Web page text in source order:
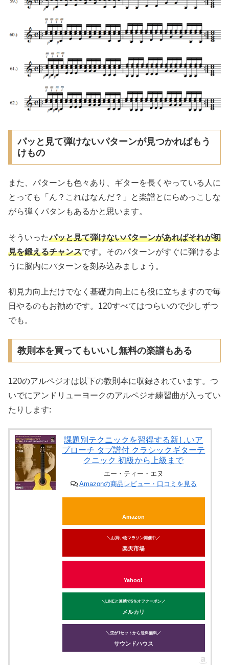
パッと見て弾けないパターンが見つかればもう
けもの
また、パターンも色々あり、ギターを長くやっている人に
とっても「ん？これはなんだ？」と楽譜とにらめっこしな
がら弾くパタンもあるかと思います。
そういったパッと見て弾けないパターンがあればそれが初
見を鍛えるチャンスです。そのパターンがすぐに弾けるよ
うに脳内にパターンを刻み込みましょう。
初見力向上だけでなく基礎力向上にも役に立ちますので毎
日やるのもお勧めです。120すべてはつらいので少しずつ
でも。
教則本を買ってもいいし無料の楽譜もある
120のアルペジオは以下の教則本に収録されています。つ
いでにアンドリューヨークのアルペジオ練習曲が入ってい
たりします:
課題別テクニックを習得する新しいア
プローチ タブ譜付 クラシックギターテ
クニック 初級から上級まで
エー・ティー・エヌ
Amazonの商品レビュー・口コミを見る
Amazon
＼お買い物マラソン開催中／
楽天市場
Yahoo!
＼LINEと連携で5％オフクーポン／
メルカリ
＼弦が1セットから送料無料／
サウンドハウス